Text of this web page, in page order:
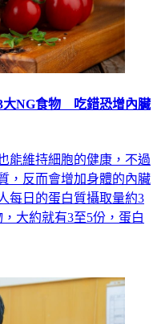
，反而會增加身體的內臟
每日的蛋白質攝取量約3
大約就有3至5份，蛋白